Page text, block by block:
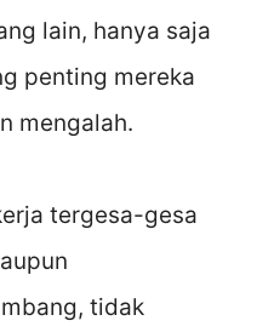
lain, hanya saja
penting mereka
mengalah.
tergesa-gesa
tidak